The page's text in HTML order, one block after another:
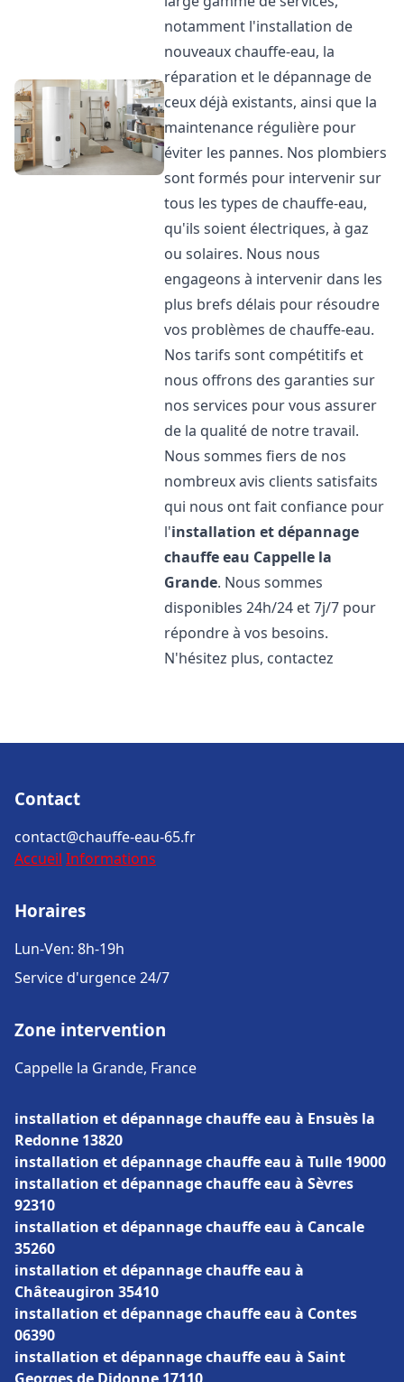
notamment l'installation de
nouveaux chauffe-eau, la
réparation et le dépannage de
ceux déjà existants, ainsi que la
maintenance régulière pour
éviter les pannes. Nos plombiers
sont formés pour intervenir sur
tous les types de chauffe-eau,
qu'ils soient électriques, à gaz
ou solaires. Nous nous
engageons à intervenir dans les
plus brefs délais pour résoudre
vos problèmes de chauffe-eau.
Nos tarifs sont compétitifs et
nous offrons des garanties sur
nos services pour vous assurer
de la qualité de notre travail.
Nous sommes fiers de nos
nombreux avis clients satisfaits
qui nous ont fait confiance pour
l'installation et dépannage
chauffe eau Cappelle la
Grande. Nous sommes
disponibles 24h/24 et 7j/7 pour
répondre à vos besoins.
N'hésitez plus, contactez
Contact
contact@chauffe-eau-65.fr
Accueil Informations
Horaires
Lun-Ven: 8h-19h
Service d'urgence 24/7
Zone intervention
Cappelle la Grande, France
installation et dépannage chauffe eau à Ensuès la
Redonne 13820
installation et dépannage chauffe eau à Tulle 19000
installation et dépannage chauffe eau à Sèvres
92310
installation et dépannage chauffe eau à Cancale
35260
installation et dépannage chauffe eau à
Châteaugiron 35410
installation et dépannage chauffe eau à Contes
06390
installation et dépannage chauffe eau à Saint